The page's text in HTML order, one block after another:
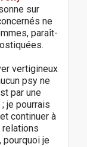
sur
ne
paraît-
vertigineux
psy ne
par une
je pourrais
continuer à
relations
je